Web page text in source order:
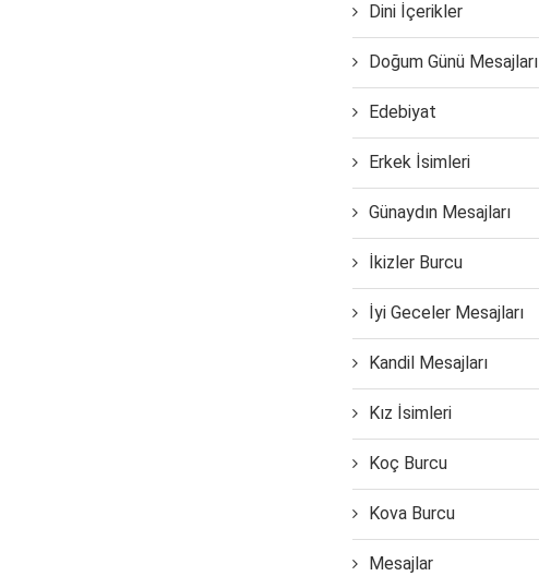
Dini İçerikler
Doğum Günü Mesajları
Edebiyat
Erkek İsimleri
Günaydın Mesajları
İkizler Burcu
İyi Geceler Mesajları
Kandil Mesajları
Kız İsimleri
Koç Burcu
Kova Burcu
Mesajlar